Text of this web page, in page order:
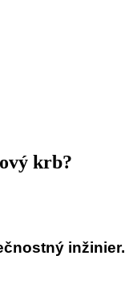
krb?
inžinier.